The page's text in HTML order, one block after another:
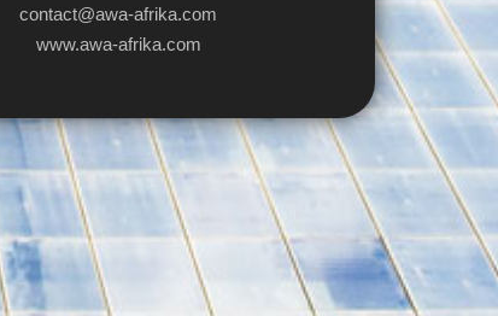
contact@awa-afrika.com
www.awa-afrika.com